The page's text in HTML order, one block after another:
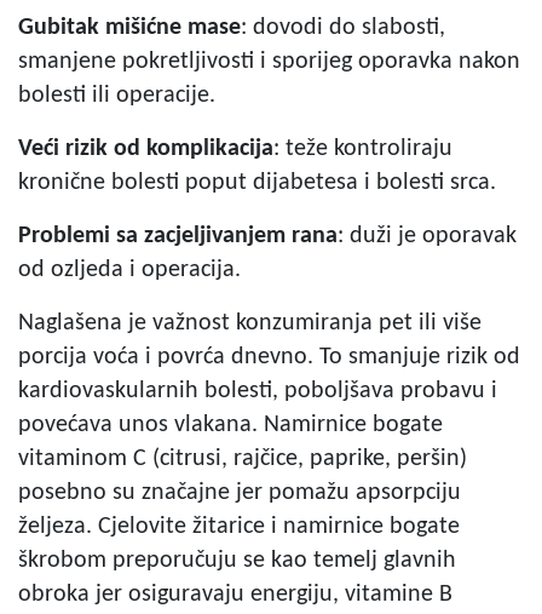
Gubitak mišićne mase: dovodi do slabosti,
smanjene pokretljivosti i sporijeg oporavka nakon
bolesti ili operacije.
Veći rizik od komplikacija: teže kontroliraju
kronične bolesti poput dijabetesa i bolesti srca.
Problemi sa zacjeljivanjem rana: duži je oporavak
od ozljeda i operacija.
Naglašena je važnost konzumiranja pet ili više
porcija voća i povrća dnevno. To smanjuje rizik od
kardiovaskularnih bolesti, poboljšava probavu i
povećava unos vlakana. Namirnice bogate
vitaminom C (citrusi, rajčice, paprike, peršin)
posebno su značajne jer pomažu apsorpciju
željeza. Cjelovite žitarice i namirnice bogate
škrobom preporučuju se kao temelj glavnih
obroka jer osiguravaju energiju, vitamine B